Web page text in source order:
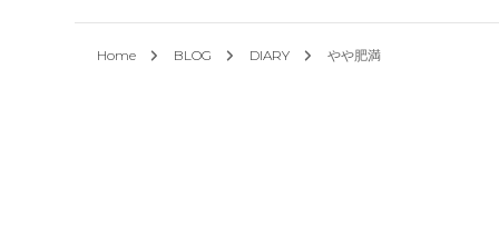
Home BLOG DIARY やや肥満